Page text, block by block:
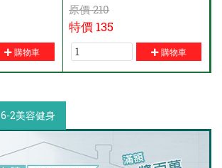
購物車
原價210
特價 135
購物車
6-2美容健身